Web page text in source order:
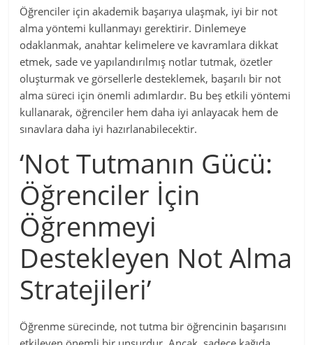
Öğrenciler için akademik başarıya ulaşmak, iyi bir not
alma yöntemi kullanmayı gerektirir. Dinlemeye
odaklanmak, anahtar kelimelere ve kavramlara dikkat
etmek, sade ve yapılandırılmış notlar tutmak, özetler
oluşturmak ve görsellerle desteklemek, başarılı bir not
alma süreci için önemli adımlardır. Bu beş etkili yöntemi
kullanarak, öğrenciler hem daha iyi anlayacak hem de
sınavlara daha iyi hazırlanabilecektir.
‘Not Tutmanın Gücü:
Öğrenciler İçin
Öğrenmeyi
Destekleyen Not Alma
Stratejileri’
Öğrenme sürecinde, not tutma bir öğrencinin başarısını